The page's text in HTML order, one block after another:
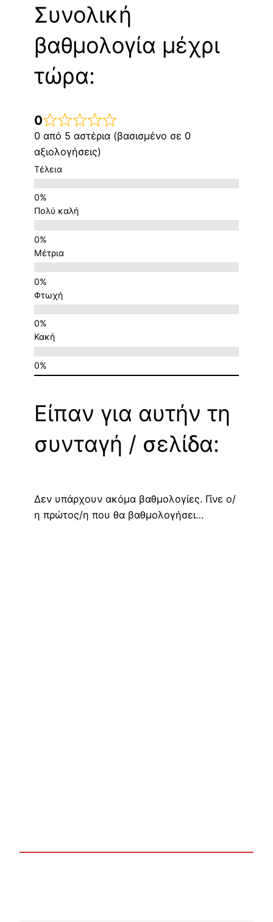
Συνολική
βαθμολογία μέχρι
τώρα:
0
0 από 5 αστέρια (βασισμένο σε 0
αξιολογήσεις)
Τέλεια
Πολύ καλή
Μέτρια
Φτωχή
Κακή
Είπαν για αυτήν τη
συνταγή / σελίδα:
Δεν υπάρχουν ακόμα βαθμολογίες. Γίνε ο/
η πρώτος/η που θα βαθμολογήσει…